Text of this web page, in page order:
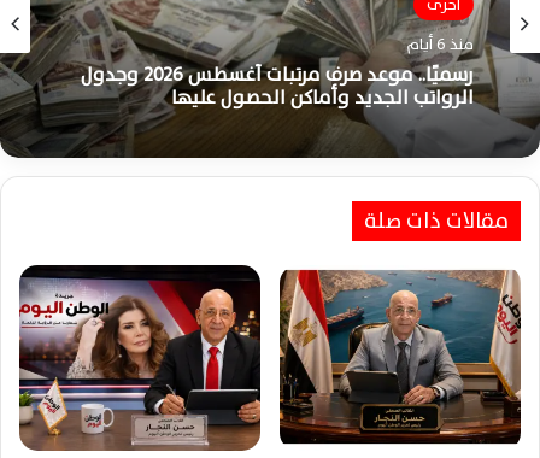
اخرى
منذ 6 أيام
رسميًا.. موعد صرف مرتبات أغسطس 2026 وجدول
الرواتب الجديد وأماكن الحصول عليها
مقالات ورأى
منذ 7 أيام
عزة علي تكتب : زهرة الحب تعطر القلوب وتحيي
أجمل المشاعر الإنسانية
مقالات ذات صلة